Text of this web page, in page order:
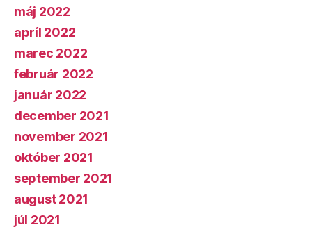
máj 2022
apríl 2022
marec 2022
február 2022
január 2022
december 2021
november 2021
október 2021
september 2021
august 2021
júl 2021